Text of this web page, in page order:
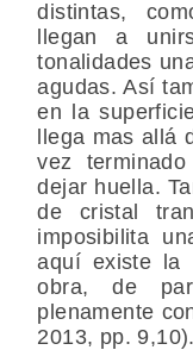
distintas,
llegan a
tonalidades
agudas. Así
en la
llega mas allá
vez
dejar huella.
de cristal
imposibilita
aquí existe la
obra, de
plenamente
2013, pp. 9,10).